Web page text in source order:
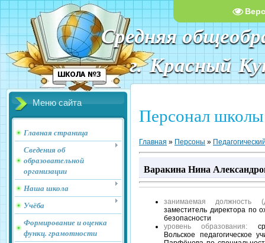
Средняя
г. Красный
Меню сайта
Главная страница
Сведения об
образовательной
организации
Наша школа
Учёба
Формирование и оценка
функц. грамотности
Персонал школы
Главная » Персоны »
Варакина Нина
занимаемая должность
заместитель директора по
безопасности
уровень образования:
Вольское